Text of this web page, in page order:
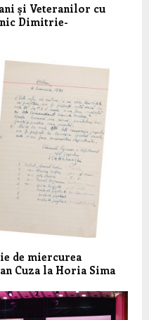
și Veteranilor cu
Dimitrie-
de miercurea
Cuza la Horia Sima